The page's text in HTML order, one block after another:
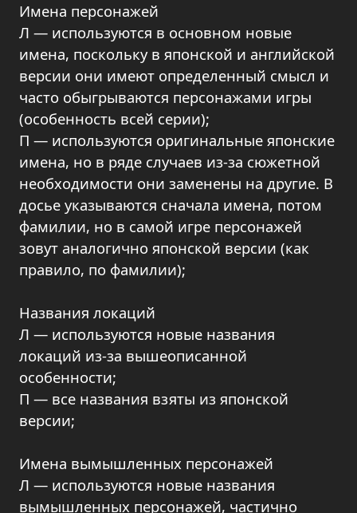
Имена персонажей
Л — используются в основном новые
имена, поскольку в японской и английской
версии они имеют определенный смысл и
часто обыгрываются персонажами игры
(особенность всей серии);
П — используются оригинальные японские
имена, но в ряде случаев из-за сюжетной
необходимости они заменены на другие. В
досье указываются сначала имена, потом
фамилии, но в самой игре персонажей
зовут аналогично японской версии (как
правило, по фамилии);
Названия локаций
Л — используются новые названия
локаций из-за вышеописанной
особенности;
П — все названия взяты из японской
версии;
Имена вымышленных персонажей
Л — используются новые названия
вымышленных персонажей, частично